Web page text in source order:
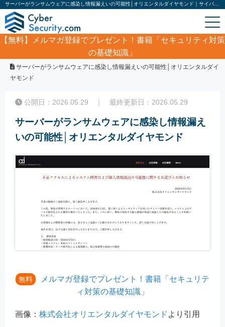
【無料】
メルマガ登録でプレゼント！書籍「セキュリティ対策
の基礎知識」
サイバーセキュリティ・情報漏洩ニュース
サーバーがランサムウェアに感染し情報漏えいの可能性│オリエンタルダイ
ヤモンド
公開日：2026.05.29 ｜ 最終更新日：2026.05.29
サーバーがランサムウェアに感染し情報漏え
いの可能性│オリエンタルダイヤモンド
無料
メルマガ登録でプレゼント！書籍「セキュリテ
ィ対策の基礎知識」
画像： 株式会社オリエンタルダイヤモンド より引用